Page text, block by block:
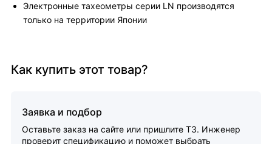
Электронные тахеометры серии LN производятся
только на территории Японии
Как купить этот товар?
Заявка и подбор
Оставьте заказ на сайте или пришлите ТЗ. Инженер
проверит спецификацию и поможет выбрать